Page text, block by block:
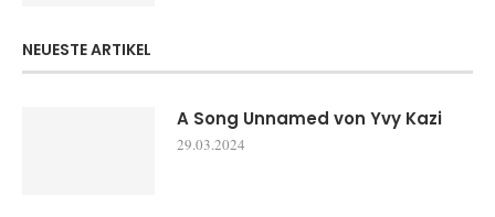
NEUESTE ARTIKEL
A Song Unnamed von Yvy Kazi
29.03.2024